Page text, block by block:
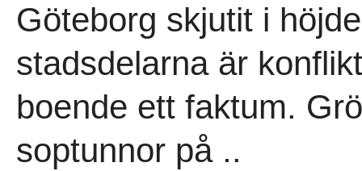
Göteborg skjutit i
stadsdelarna är
boende ett faktum.
soptunnor på ..